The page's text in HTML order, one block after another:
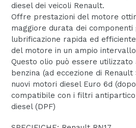
diesel dei veicoli Renault.
Offre prestazioni del motore
maggiore durata dei componenti
lubrificazione rapida ed
del motore in un ampio
Questo olio può essere
benzina (ad eccezione di
nuovi motori diesel Euro 6d
compatibile con i filtri
diesel (DPF)